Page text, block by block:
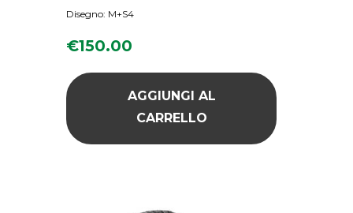
Disegno: M+S4
€150.00
AGGIUNGI AL
CARRELLO